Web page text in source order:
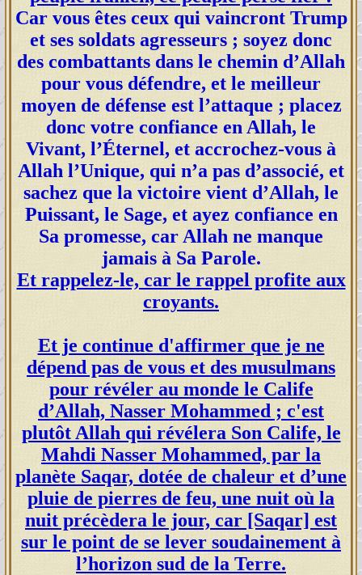
Car vous êtes ceux qui vaincront Trump
et ses soldats agresseurs ; soyez donc
des combattants dans le chemin d’Allah
pour vous défendre, et le meilleur
moyen de défense est l’attaque ; placez
donc votre confiance en Allah, le
Vivant, l’Éternel, et accrochez-vous à
Allah l’Unique, qui n’a pas d’associé, et
sachez que la victoire vient d’Allah, le
Puissant, le Sage, et ayez confiance en
Sa promesse, car Allah ne manque
jamais à Sa Parole.
Et rappelez-le, car le rappel profite aux
croyants.
Et je continue d'affirmer que je ne
dépend pas de vous et des musulmans
pour révéler au monde le Calife
d’Allah, Nasser Mohammed ; c'est
plutôt Allah qui révélera Son Calife, le
Mahdi Nasser Mohammed, par la
planète Saqar, dotée de chaleur et d’une
pluie de pierres de feu, une nuit où la
nuit précèdera le jour, car [Saqar] est
sur le point de se lever soudainement à
l’horizon sud de la Terre.